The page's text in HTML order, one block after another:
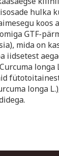
hulka
koos
GTF-
mida on
iidsetest
longa
longa